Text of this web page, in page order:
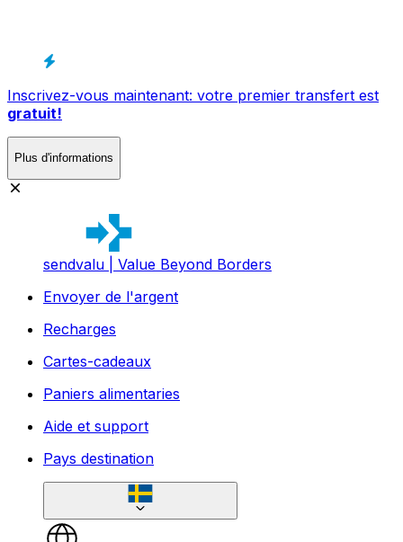
Inscrivez-vous maintenant: votre premier transfert est
gratuit!
Plus d'informations
sendvalu | Value Beyond Borders
Envoyer de l'argent
Recharges
Cartes-cadeaux
Paniers alimentaries
Aide et support
Pays destination